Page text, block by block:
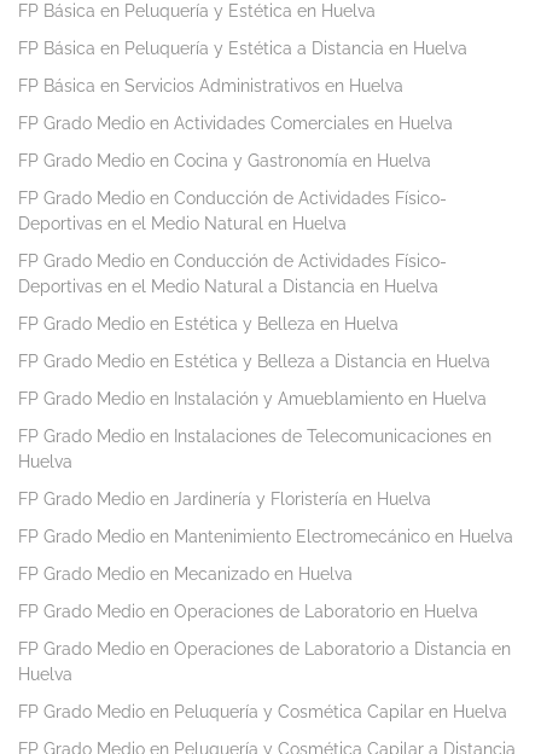
FP Básica en Peluquería y Estética en Huelva
FP Básica en Peluquería y Estética a Distancia en Huelva
FP Básica en Servicios Administrativos en Huelva
FP Grado Medio en Actividades Comerciales en Huelva
FP Grado Medio en Cocina y Gastronomía en Huelva
FP Grado Medio en Conducción de Actividades Físico-
Deportivas en el Medio Natural en Huelva
FP Grado Medio en Conducción de Actividades Físico-
Deportivas en el Medio Natural a Distancia en Huelva
FP Grado Medio en Estética y Belleza en Huelva
FP Grado Medio en Estética y Belleza a Distancia en Huelva
FP Grado Medio en Instalación y Amueblamiento en Huelva
FP Grado Medio en Instalaciones de Telecomunicaciones en
Huelva
FP Grado Medio en Jardinería y Floristería en Huelva
FP Grado Medio en Mantenimiento Electromecánico en Huelva
FP Grado Medio en Mecanizado en Huelva
FP Grado Medio en Operaciones de Laboratorio en Huelva
FP Grado Medio en Operaciones de Laboratorio a Distancia en
Huelva
FP Grado Medio en Peluquería y Cosmética Capilar en Huelva
FP Grado Medio en Peluquería y Cosmética Capilar a Distancia